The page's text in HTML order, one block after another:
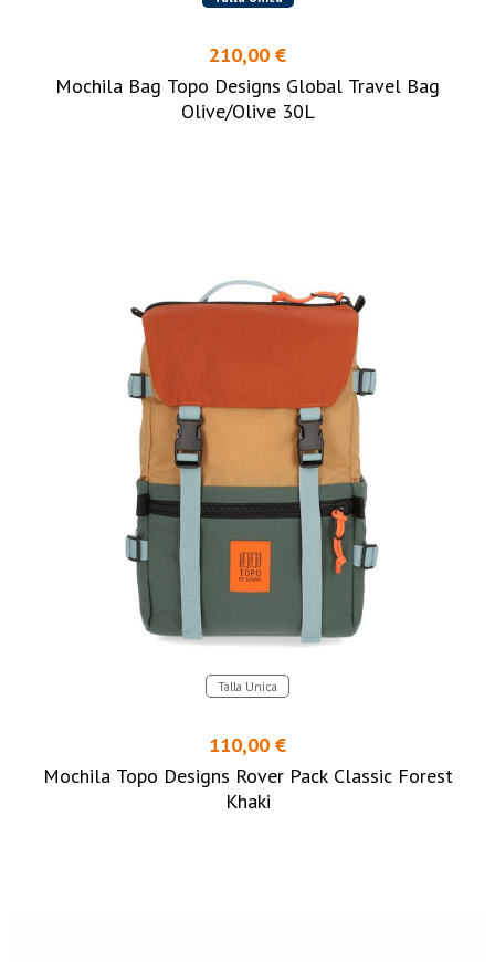
210,00 €
Mochila Bag Topo Designs Global Travel Bag
Olive/Olive 30L
Talla Unica
110,00 €
Mochila Topo Designs Rover Pack Classic Forest
Khaki